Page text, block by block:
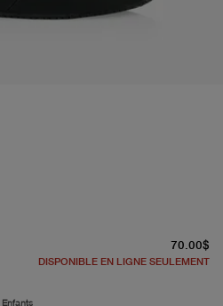
Enfants
70.00$
DISPONIBLE EN LIGNE SEULEMENT